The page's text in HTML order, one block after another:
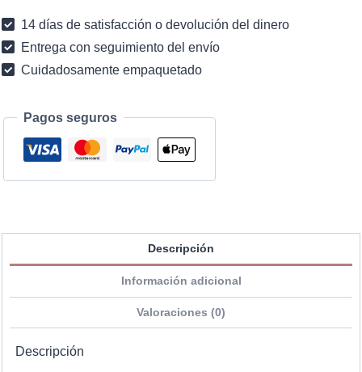
14 días de satisfacción o devolución del dinero
Entrega con seguimiento del envío
Cuidadosamente empaquetado
Pagos seguros
Descripción
Información adicional
Valoraciones (0)
Descripción